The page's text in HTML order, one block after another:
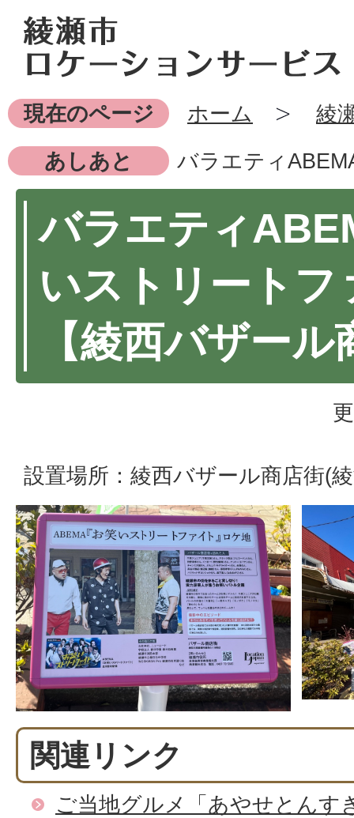
現在のページ ホーム
綾
あしあと
バラエティ
バラエティ
いストリートフ
【綾西バザー
設置場所：綾西バザール商店街(
関連リンク
ご当地グルメ「あやせとんす